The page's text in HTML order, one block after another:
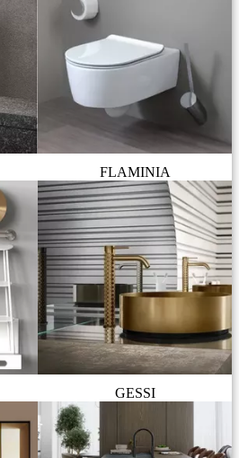
FLAMINIA
GESSI